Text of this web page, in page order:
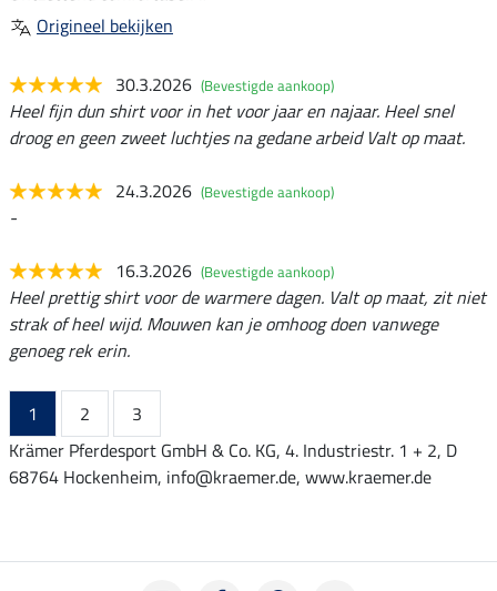
Origineel bekijken
30.3.2026 (Bevestigde aankoop)
Heel fijn dun shirt voor in het voor jaar en najaar. Heel snel
droog en geen zweet luchtjes na gedane arbeid Valt op maat.
24.3.2026 (Bevestigde aankoop)
-
16.3.2026 (Bevestigde aankoop)
Heel prettig shirt voor de warmere dagen. Valt op maat, zit niet
strak of heel wijd. Mouwen kan je omhoog doen vanwege
genoeg rek erin.
1 2
3
Krämer Pferdesport GmbH & Co. KG, 4. Industriestr. 1 + 2, D
68764 Hockenheim, info@kraemer.de, www.kraemer.de